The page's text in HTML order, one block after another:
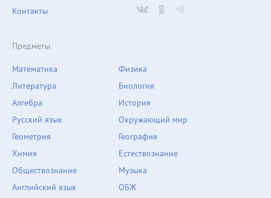
Предметы
Математика
Литература
Алгебра
Русский язык
Геометрия
Химия
Физика
Биология
История
Окружающий мир
География
Естествознание
Обществознание
Английский язык
Музыка
ОБЖ
Контакты